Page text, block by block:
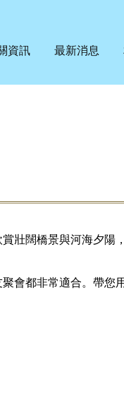
資訊 最新消息
壯闊橋景與河海夕陽
會都非常適合。帶您